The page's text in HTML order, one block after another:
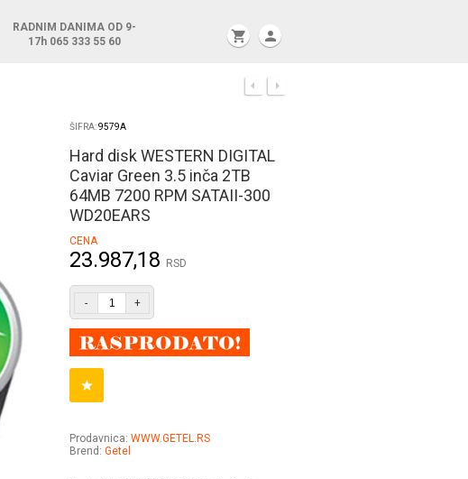
RADNIM DANIMA OD 9-
17h 065 333 55 60 shopping_cart person
ŠIFRA:9579A
Hard disk WESTERN DIGITAL
Caviar Green 3.5 inča 2TB
64MB 7200 RPM SATAII-300
WD20EARS
CENA
23.987,18 RSD
- +
Prodavnica: WWW.GETEL.RS
Brend: Getel